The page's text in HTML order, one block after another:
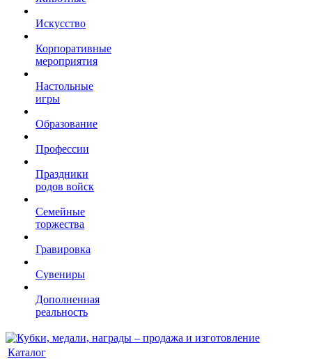
Искусство
Корпоративные
мероприятия
Настольные
игры
Образование
Профессии
Праздники
родов войск
Семейные
торжества
Гравировка
Сувениры
Дополненная
реальность
Каталог